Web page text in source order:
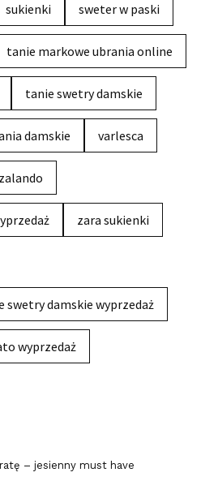
sukienki sweter w paski
tanie markowe ubrania online
tanie swetry damskie
damskie varlesca
zalando
zara sukienki
swetry damskie wyprzedaż
wyprzedaż
– jesienny must have